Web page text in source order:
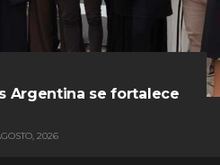
Argentina se fortalece
2026